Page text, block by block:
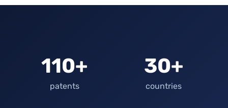
110+
patents
30+
countries